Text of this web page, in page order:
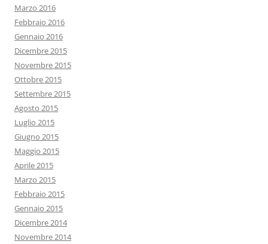
Marzo 2016
Febbraio 2016
Gennaio 2016
Dicembre 2015
Novembre 2015
Ottobre 2015
Settembre 2015
Agosto 2015
Luglio 2015
Giugno 2015
Maggio 2015
Aprile 2015
Marzo 2015
Febbraio 2015
Gennaio 2015
Dicembre 2014
Novembre 2014